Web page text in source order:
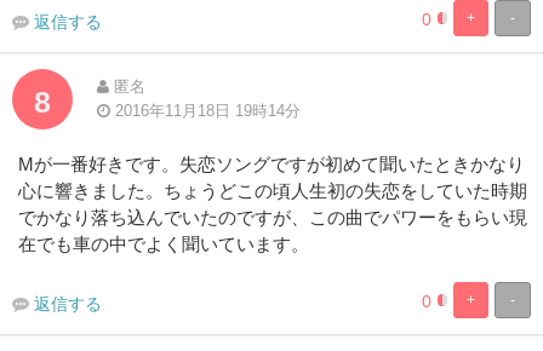
-
+
0%100%
0
返信する
8
匿名
2016年11月18日 19時14分
Mが一番好きです。失恋ソングですが初めて聞いたときかなり
心に響きました。ちょうどこの頃人生初の失恋をしていた時期
でかなり落ち込んでいたのですが、この曲でパワーをもらい現
在でも車の中でよく聞いています。
-
+
0%100%
0
返信する